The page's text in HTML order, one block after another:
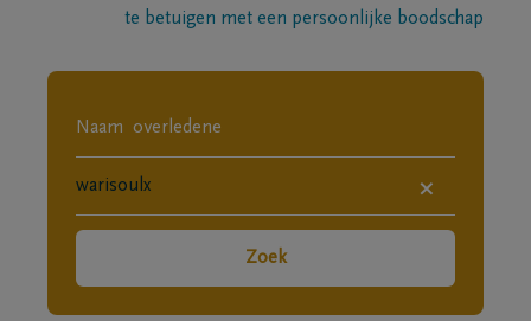
te betuigen met een persoonlijke boodschap
×
Zoek